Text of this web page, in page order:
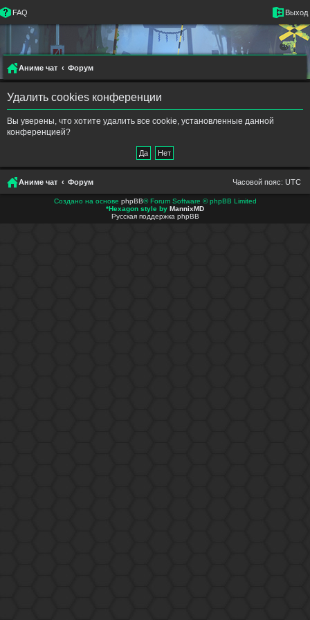
FAQ Выход
Аниме чат Форум
Удалить cookies конференции
Вы уверены, что хотите удалить все cookie, установленные данной
конференцией?
Аниме чат Форум Часовой пояс: UTC
Создано на основе phpBB® Forum Software © phpBB Limited
*Hexagon style by MannixMD
Русская поддержка phpBB